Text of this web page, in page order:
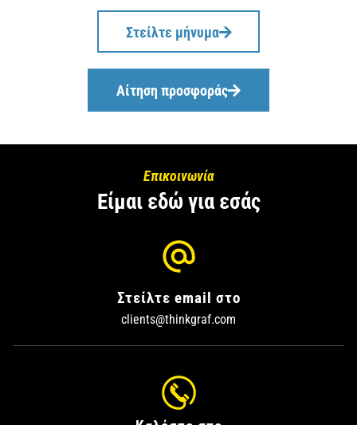
Στείλτε μήνυμα
Αίτηση προσφοράς
Επικοινωνία
Είμαι εδώ για εσάς
Στείλτε email στο
clients@thinkgraf.com